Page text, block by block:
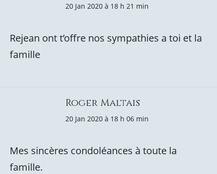
20 Jan 2020 à 18 h 21 min
Rejean ont t’offre nos sympathies a toi et la
famille
Roger Maltais
20 Jan 2020 à 18 h 06 min
Mes sincères condoléances à toute la
famille.